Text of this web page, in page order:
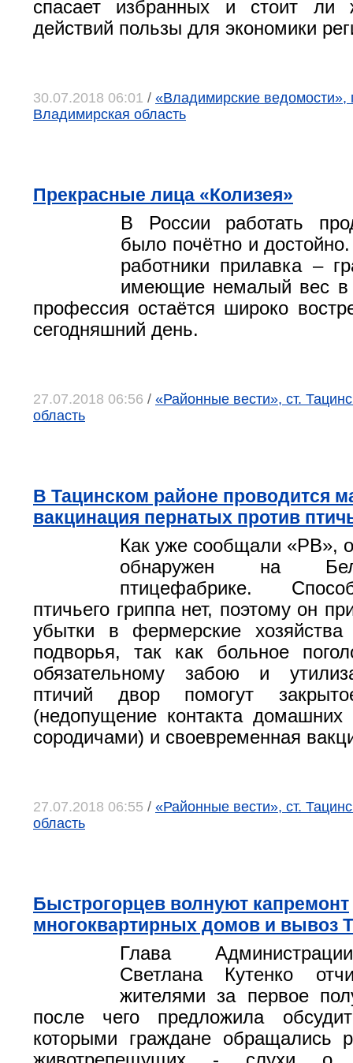
спасает избранных и стоит ли
действий пользы для экономики
30.07.2018 06:01 / «Владимирские ведомости»,
Владимирская область
Прекрасные лица «Колизея»
В России работать
было почётно и
работники прилавка –
имеющие немалый вес в
профессия остаётся широко
сегодняшний день.
27.07.2018 06:56 / «Районные вести», ст.
область
В Тацинском районе проводится
вакцинация пернатых против
Как уже сообщали «РВ»,
обнаружен на
птицефабрике.
птичьего гриппа нет, поэтому он
убытки в фермерские
подворья, так как больное
обязательному забою и
птичий двор помогут
(недопущение контакта
сородичами) и своевременная
27.07.2018 06:55 / «Районные вести», ст.
область
Быстрогорцев волнуют капремонт
многоквартирных домов и вывоз
Глава
Светлана Кутенко
жителями за первое
после чего предложила
которыми граждане обращались